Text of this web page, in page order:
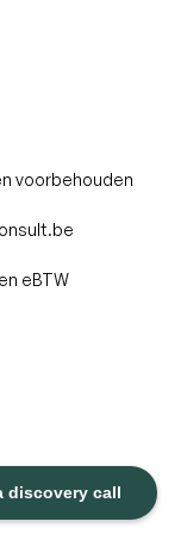
discovery call
voorbehouden
eBTW